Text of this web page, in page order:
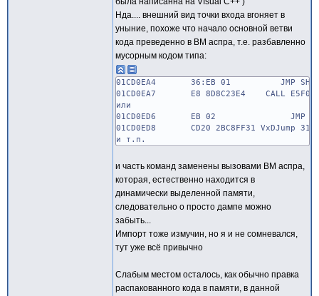
Нда.... внешний вид точки входа вгоняет в
уныние, похоже что начало основной ветви
кода преведенно в ВМ аспра, т.е. разбавленно
мусорным кодом типа:
01CD0EA4 36:EB 01 JMP
01CD0EA7 E8 8D8C23E4 CALL
или
01CD0ED6 EB 02 JMP SHORT
01CD0ED8 CD20 2BC8FF31 VxDJump
и т.п.
и часть команд заменены вызовами ВМ аспра,
которая, естественно находится в
динамически выделенной памяти,
следовательно о просто дампе можно
забыть...
Импорт тоже измучин, но я и не сомневался,
тут уже всё привычно
Слабым местом осталось, как обычно правка
распакованного кода в памяти, в данной